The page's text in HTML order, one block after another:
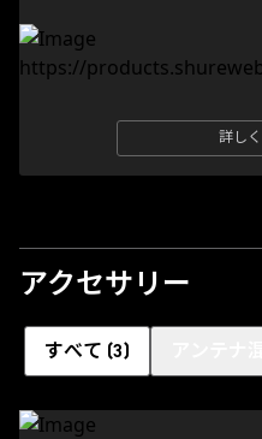
詳し
アクセサリー
すべて (3)